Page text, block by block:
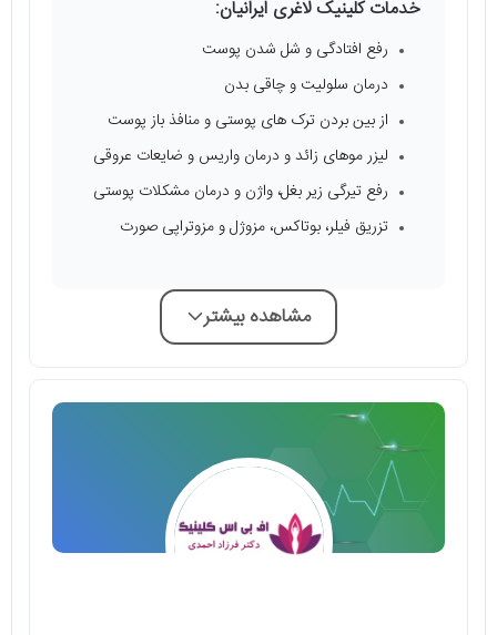
خدمات کلینیک لاغری ایرانیان:
رفع افتادگی و شل شدن پوست
درمان سلولیت و چاقی بدن
از بین بردن ترک‌ های پوستی و منافذ باز پوست
لیزر موهای زائد و درمان واریس و ضایعات عروقی
رفع تیرگی زیر بغل، واژن و درمان مشکلات پوستی
تزریق فیلر، بوتاکس، مزوژل و مزوتراپی صورت
مشاهده بیشتر